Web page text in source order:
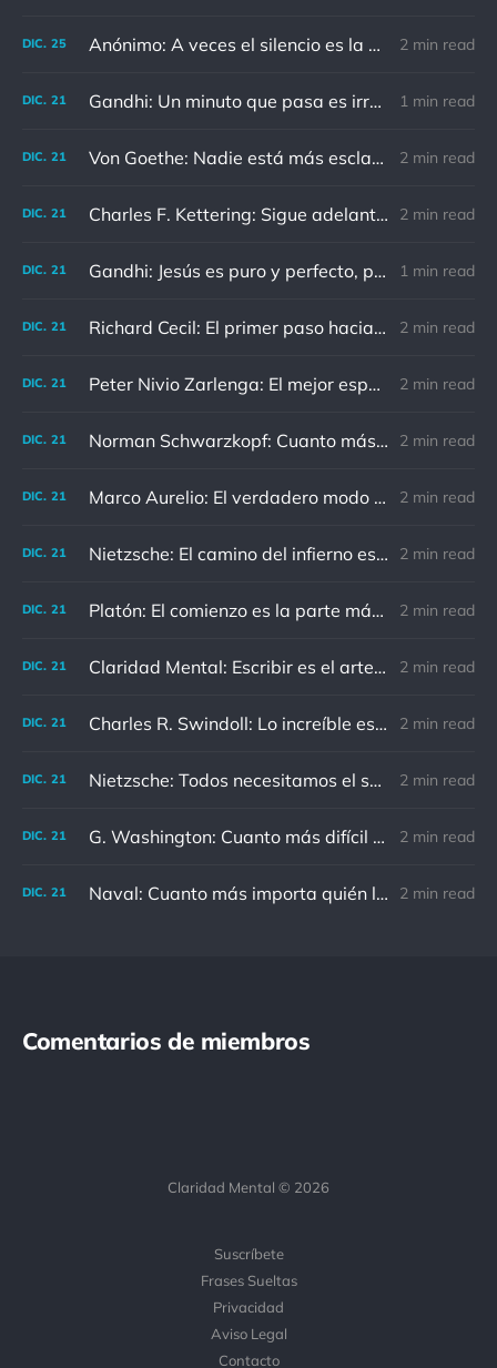
DIC. 25 Anónimo: A veces el silencio es la mejor respuesta 2 min read
DIC. 21 Gandhi: Un minuto que pasa es irrecuperable. Conociendo esto, ¿cómo podemos malgastar tantas horas? 1 min read
DIC. 21 Von Goethe: Nadie está más esclavizado que aquellos que falsamente creen que son libres. 2 min read
DIC. 21 Charles F. Kettering: Sigue adelante, y es probable que tropieces con algo, tal vez cuando menos lo esperes. Nunca he escuchado hablar de alguien algu 2 min read
DIC. 21 Gandhi: Jesús es puro y perfecto, pero vosotros los cristianos no sois como él. 1 min read
DIC. 21 Richard Cecil: El primer paso hacia el conocimiento es saber que somos ignorantes. 2 min read
DIC. 21 Peter Nivio Zarlenga: El mejor espejo es un viejo amigo. 2 min read
DIC. 21 Norman Schwarzkopf: Cuanto más sudes por la paz, menos sangras por la guerra. 2 min read
DIC. 21 Marco Aurelio: El verdadero modo de vengarse de un enemigo es no parecérsele. 2 min read
DIC. 21 Nietzsche: El camino del infierno está asfaltado de buenas intenciones. 2 min read
DIC. 21 Platón: El comienzo es la parte más importante del trabajo 2 min read
DIC. 21 Claridad Mental: Escribir es el arte de calmar y despejar la mente. 2 min read
DIC. 21 Charles R. Swindoll: Lo increíble es que cada día podemos elegir la actitud que adoptaremos. 2 min read
DIC. 21 Nietzsche: Todos necesitamos el sentido de culpa, pero nadie necesita sentirse culpable. 2 min read
DIC. 21 G. Washington: Cuanto más difícil es el conflicto, mayor es el triunfo. 2 min read
DIC. 21 Naval: Cuanto más importa quién lo ha dicho, menos importa en realidad 2 min read
Comentarios de miembros
Claridad Mental © 2026
Suscríbete
Frases Sueltas
Privacidad
Aviso Legal
Contacto